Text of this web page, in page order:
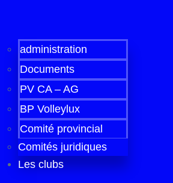
administration
Documents
PV CA – AG
BP Volleylux
Comité provincial
Comités juridiques
Les clubs